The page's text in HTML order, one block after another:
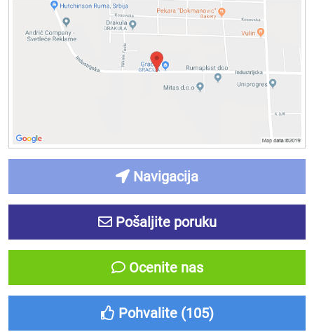
Navigacija
Pošaljite poruku
Ocenite nas
Pohvalite (105)